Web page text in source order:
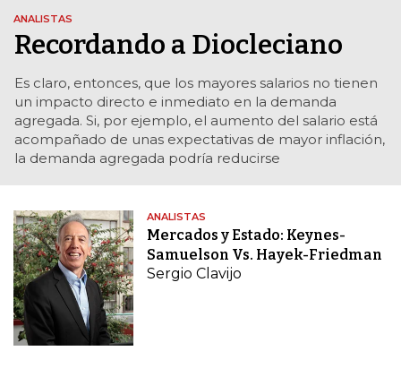
ANALISTAS
Recordando a Diocleciano
Es claro, entonces, que los mayores salarios no tienen
un impacto directo e inmediato en la demanda
agregada. Si, por ejemplo, el aumento del salario está
acompañado de unas expectativas de mayor inflación,
la demanda agregada podría reducirse
ANALISTAS
Mercados y Estado: Keynes-
Samuelson Vs. Hayek-Friedman
Sergio Clavijo